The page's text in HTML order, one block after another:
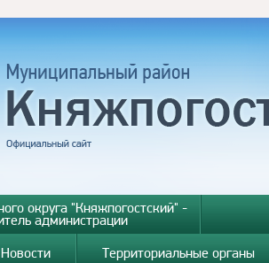
округа "Княжпогостский" -
администрации
Новости Территориальные органы